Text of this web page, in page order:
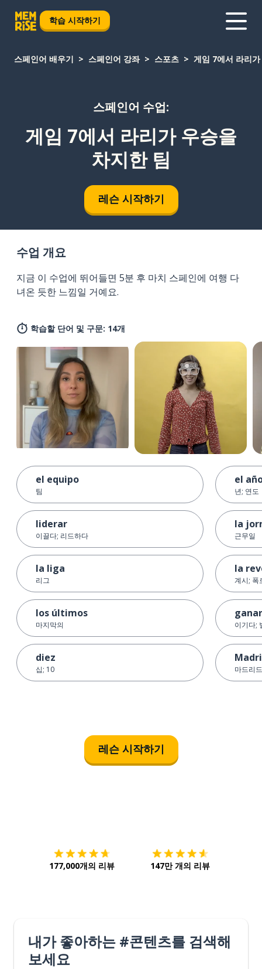
학습 시작하기
스페인어 배우기 스페인어 강좌 스포츠 게임 7에서 라리
스페인어 수업:
게임 7에서 라리가 우승을
차지한 팀
레슨 시작하기
수업 개요
지금 이 수업에 뛰어들면 5분 후 마치 스페인에 여행 다
녀온 듯한 느낌일 거예요.
학습할 단어 및 구문: 14개
el equipo
팀
liderar
이끌다; 리드하다
la liga
리그
los últimos
마지막의
diez
십; 10
el
년; 연도
la
근무일
la
계시; 폭
ganar
이기다;
마드리드
레슨 시작하기
177,000개의 리뷰 147만 개의 리뷰
내가 좋아하는 #콘텐츠를 검색해
보세요